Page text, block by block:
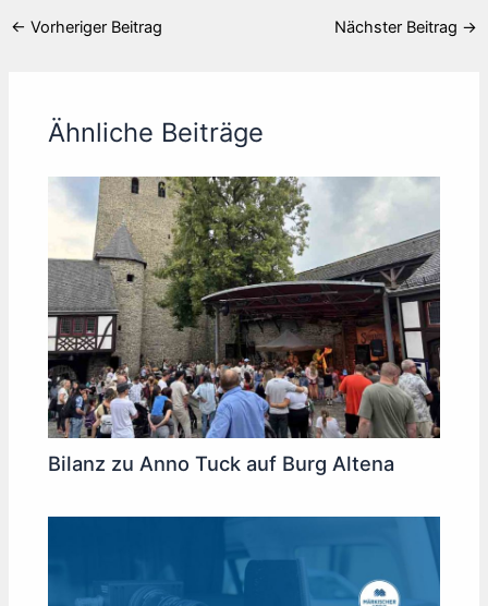
← Vorheriger Beitrag Nächster Beitrag →
Ähnliche Beiträge
Bilanz zu Anno Tuck auf Burg Altena